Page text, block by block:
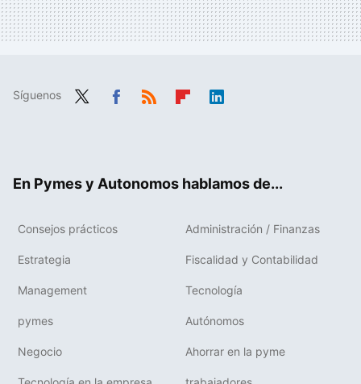
Síguenos
En Pymes y Autonomos hablamos de...
Consejos prácticos Administración / Finanzas
Estrategia Fiscalidad y Contabilidad
Management Tecnología
pymes Autónomos
Negocio Ahorrar en la pyme